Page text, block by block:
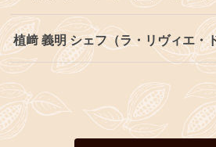
植﨑 義明 シェフ（ラ・リヴィエ・